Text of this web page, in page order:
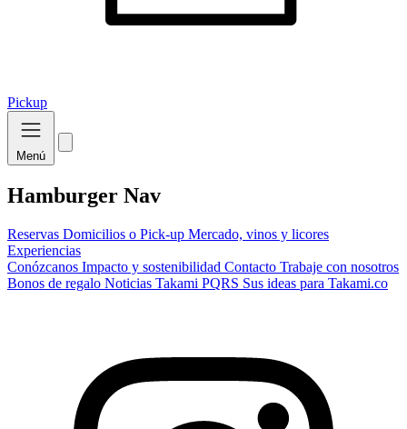
Pickup
Menú
Hamburger Nav
Reservas Domicilios o Pick-up Mercado, vinos y licores
Experiencias
Conózcanos Impacto y sostenibilidad Contacto Trabaje con nosotros
Bonos de regalo Noticias Takami PQRS Sus ideas para Takami.co